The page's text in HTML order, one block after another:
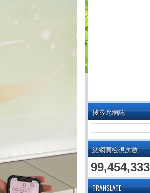
搜尋此網誌
總網頁檢視次數
99,454,333
TRANSLATE